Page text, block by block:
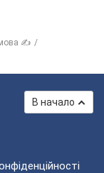
мова ✍
В начало